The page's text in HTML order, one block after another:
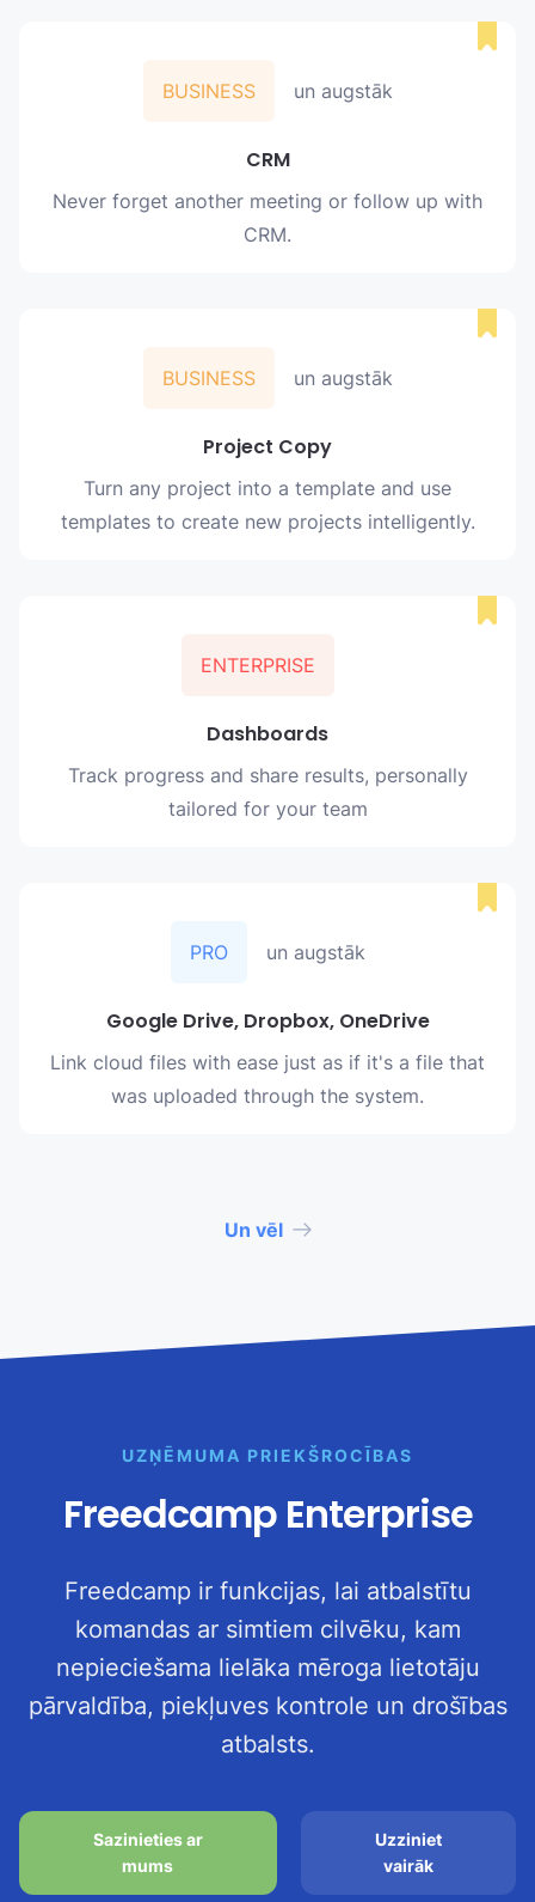
BUSINESS un augstāk
CRM
Never forget another meeting or follow up with
CRM.
BUSINESS un augstāk
Project Copy
Turn any project into a template and use
templates to create new projects intelligently.
ENTERPRISE
Dashboards
Track progress and share results, personally
tailored for your team
PRO un augstāk
Google Drive, Dropbox, OneDrive
Link cloud files with ease just as if it's a file that
was uploaded through the system.
Un vēl
UZŅĒMUMA PRIEKŠROCĪBAS
Freedcamp Enterprise
Freedcamp ir funkcijas, lai atbalstītu
komandas ar simtiem cilvēku, kam
nepieciešama lielāka mēroga lietotāju
pārvaldība, piekļuves kontrole un drošības
atbalsts.
Sazinieties ar
mums
Uzziniet
vairāk